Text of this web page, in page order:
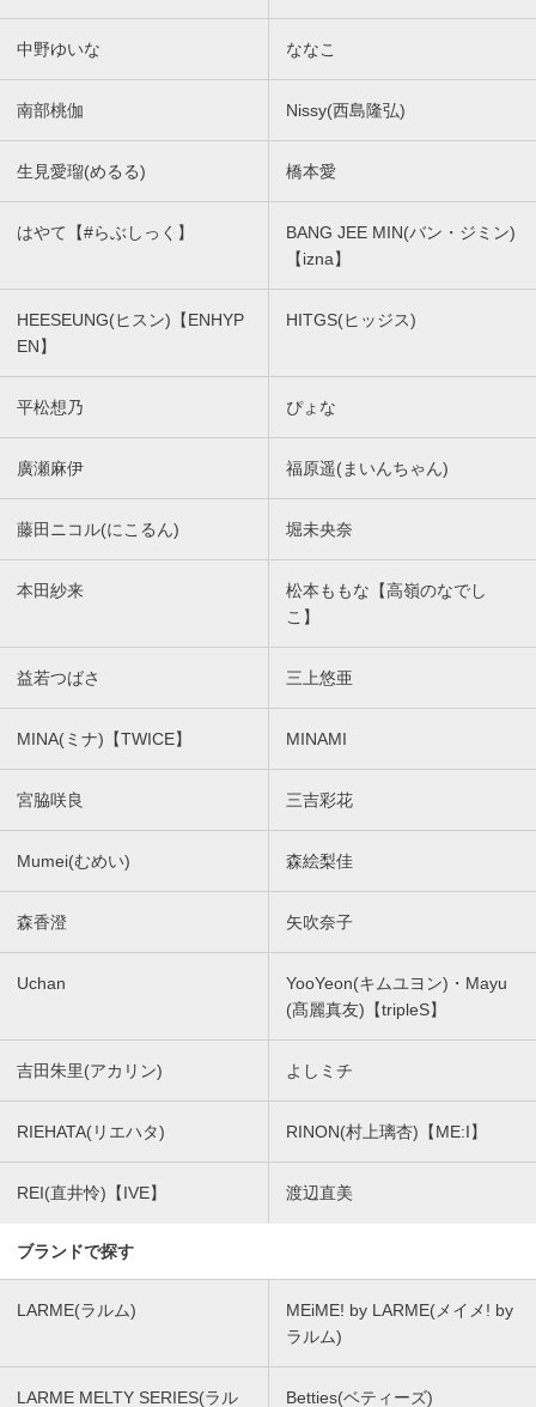
中野ゆいな ななこ
南部桃伽 Nissy(西島隆弘)
生見愛瑠(めるる) 橋本愛
はやて【#らぶしっく】
BANG JEE MIN(バン・ジミン)
【izna】
HEESEUNG(ヒスン)【ENHYP
EN】
HITGS(ヒッジス)
平松想乃 ぴょな
廣瀬麻伊 福原遥(まいんちゃん)
藤田ニコル(にこるん) 堀未央奈
本田紗来
松本ももな【高嶺のなでし
こ】
益若つばさ 三上悠亜
MINA(ミナ)【TWICE】 MINAMI
宮脇咲良 三吉彩花
Mumei(むめい) 森絵梨佳
森香澄 矢吹奈子
Uchan
YooYeon(キムユヨン)・Mayu
(髙麗真友)【tripleS】
吉田朱里(アカリン) よしミチ
RIEHATA(リエハタ) RINON(村上璃杏)【ME:I】
REI(直井怜)【IVE】 渡辺直美
ブランドで探す
LARME(ラルム)
MEiME! by LARME(メイメ! by
ラルム)
LARME MELTY SERIES(ラル Betties(ベティーズ)